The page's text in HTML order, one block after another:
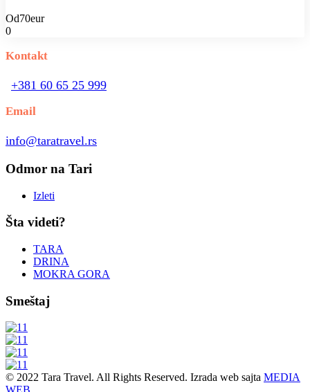
Od70eur
0
Kontakt
+381 60 65 25 999
Email
info@taratravel.rs
Odmor na Tari
Izleti
Šta videti?
TARA
DRINA
MOKRA GORA
Smeštaj
© 2022 Tara Travel. All Rights Reserved. Izrada web sajta MEDIA